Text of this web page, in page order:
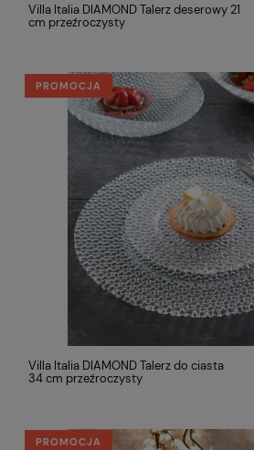
Villa Italia DIAMOND Talerz deserowy 21
cm przeźroczysty
Villa Italia DIAMOND Talerz do ciasta
34 cm przeźroczysty
PROMOCJA
PROMOCJA